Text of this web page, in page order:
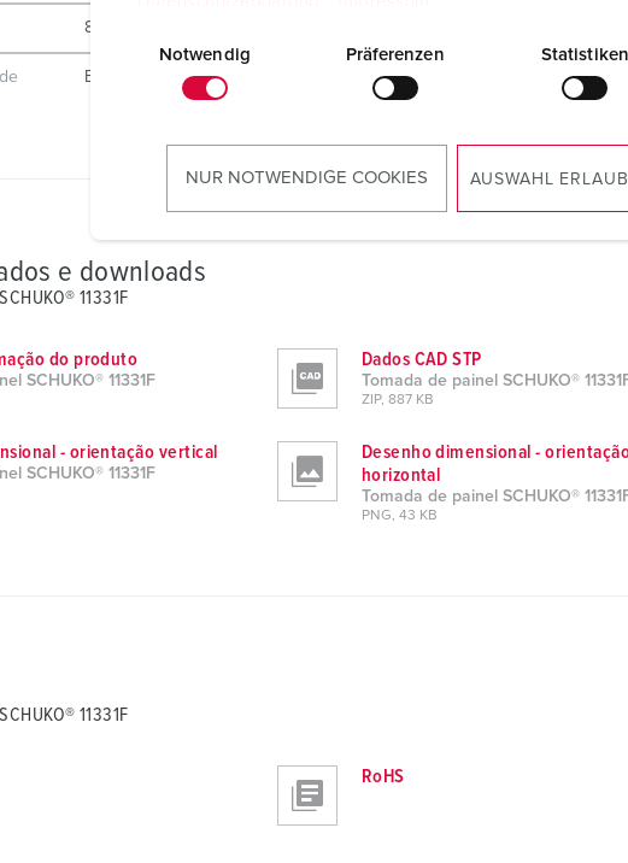
u
s
s
Notwendig Präferenzen Statistiken
NUR NOTWENDIGE COOKIES AUSWAHL
80 g
EAC
e downloads
11331F
do produto
SCHUKO® 11331F
Dados CAD STP
Tomada de painel SCHUKO®
ZIP, 887 KB
- orientação vertical
SCHUKO® 11331F
Desenho dimensional -
horizontal
Tomada de painel SCHUKO®
PNG, 43 KB
11331F
RoHS